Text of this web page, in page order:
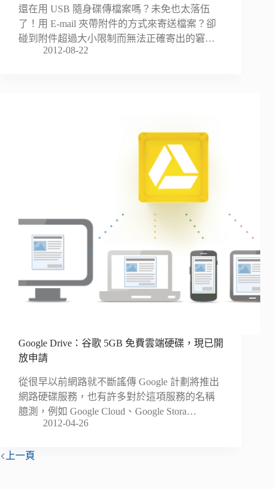
還在用 USB 隨身碟傳檔案嗎？未免也太落伍
了！用 E-mail 夾帶附件的方式來寄送檔案？卻
碰到附件超過大小限制而無法正確寄出的窘…
2012-08-22
Google Drive：谷歌 5GB 免費雲端硬碟，現已開
放申請
從很早以前網路就不斷謠傳 Google 計劃將推出
網路硬碟服務，也有許多對於這項服務的名稱
臆測，例如 Google Cloud、Google Stora…
2012-04-26
上一頁